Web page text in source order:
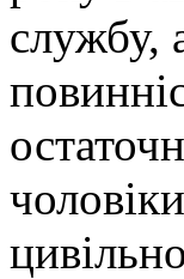
службу,